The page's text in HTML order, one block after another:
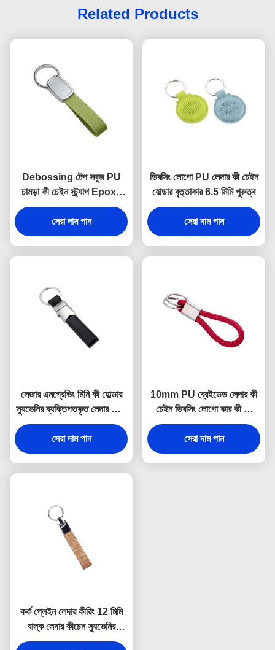
Related Products
Debossing টেপ সবুজ PU
চামড়া কী চেইন স্ট্র্যাপ Epoxy
Doming
সেরা দাম পান
ডিবসিং লোগো PU লেদার কী চেইন
হোল্ডার বৃত্তাকার 6.5 মিমি পুরুত্ব
সেরা দাম পান
লেজার এনগ্রেভিং মিনি কী হোল্ডার
স্যুভেনির ব্যক্তিগতকৃত লেদার কীরিং
9 মিমি পুরুত্ব
সেরা দাম পান
10mm PU ব্রেইডেড লেদার কী
চেইন ডিবসিং লোগো কার কী রিং
হোল্ডার
সেরা দাম পান
কর্ক প্লেইন লেদার কীরিং 12 মিমি
বাল্ক লেদার কীচেন স্যুভেনির
বিজ্ঞাপন উপহার